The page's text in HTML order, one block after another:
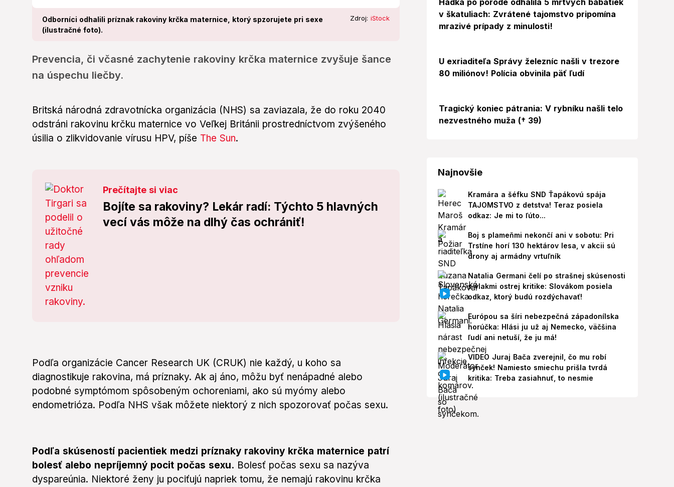
Odborníci odhalili príznak rakoviny krčka maternice, ktorý spzorujete pri sexe
(ilustračné foto).
Zdroj: iStock
Prevencia, či včasné zachytenie rakoviny krčka maternice zvyšuje šance
na úspechu liečby.
Britská národná zdravotnícka organizácia (NHS) sa zaviazala, že do roku 2040
odstráni rakovinu krčku maternice vo Veľkej Británii prostredníctvom zvýšeného
úsilia o zlikvidovanie vírusu HPV, píše The Sun.
Prečítajte si viac
Bojíte sa rakoviny? Lekár radí: Týchto 5 hlavných
vecí vás môže na dlhý čas ochrániť!
Podľa organizácie Cancer Research UK (CRUK) nie každý, u koho sa
diagnostikuje rakovina, má príznaky. Ak aj áno, môžu byť nenápadné alebo
podobné symptómom spôsobeným ochoreniami, ako sú myómy alebo
endometrióza. Podľa NHS však môžete niektorý z nich spozorovať počas sexu.
Podľa skúseností pacientiek medzi príznaky rakoviny krčka maternice patrí
bolesť alebo nepríjemný pocit počas sexu. Bolesť počas sexu sa nazýva
dyspareúnia. Niektoré ženy ju pociťujú napriek tomu, že nemajú rakovinu krčka
Hádka po pôrode odhalila 5 mŕtvych bábätiek
v škatuliach: Zvrátené tajomstvo pripomína
mrazivé prípady z minulosti!
U exriaditeľa Správy železníc našli v trezore
80 miliónov! Polícia obvinila päť ľudí
Tragický koniec pátrania: V rybníku našli telo
nezvestného muža († 39)
Najnovšie
Kramára a šéfku SND Ťapákovú spája
TAJOMSTVO z detstva! Teraz posiela
odkaz: Je mi to ľúto...
Boj s plameňmi nekončí ani v sobotu: Pri
Trstíne horí 130 hektárov lesa, v akcii sú
drony aj armádny vrtuľník
Natalia Germani čelí po strašnej skúsenosti
s vlakmi ostrej kritike: Slovákom posiela
odkaz, ktorý budú rozdýchavať!
Európou sa šíri nebezpečná západonílska
horúčka: Hlási ju už aj Nemecko, väčšina
ľudí ani netuší, že ju má!
VIDEO Juraj Bača zverejnil, čo mu robí
synček! Namiesto smiechu prišla tvrdá
kritika: Treba zasiahnuť, to nesmie